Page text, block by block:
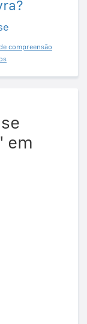
compreensão
em